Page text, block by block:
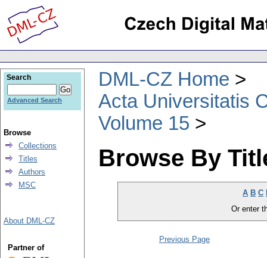
DML-CZ Home
Acta Universitatis
Volume 15
Browse By
A B C
Or enter
Previous Page
Search
Advanced Search
Browse
Collections
Titles
Authors
MSC
About DML-CZ
Partner of